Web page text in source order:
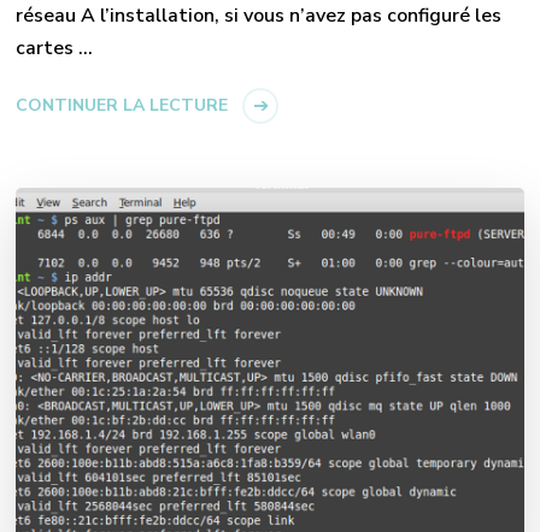
réseau A l’installation, si vous n’avez pas configuré les
cartes …
CONTINUER LA LECTURE